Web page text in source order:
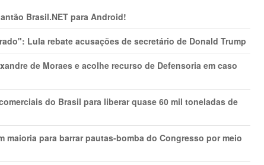
Brasil.NET para Android!
Lula rebate acusações de secretário de Donald Trump
de Moraes e acolhe recurso de Defensoria em caso
do Brasil para liberar quase 60 mil toneladas de
maioria para barrar pautas-bomba do Congresso por meio